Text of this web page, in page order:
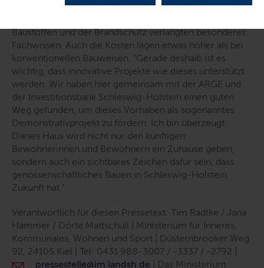
Die Konstruktionen seien allerdings anspruchsvoller in
Baustoffen und der Brandschutz verlangten besonderes
Fachwissen. Auch die Kosten lägen etwas höher als bei
konventionellen Bauweisen. "Gerade deshalb ist es
wichtig, dass innovative Projekte wie dieses unterstützt
werden. Wir haben hier gemeinsam mit der ARGE und
der Investitionsbank Schleswig-Holstein einen guten
Weg gefunden, um dieses Vorhaben als sogenanntes
Demonstrativprojekt zu fördern. Ich bin überzeugt:
Dieses Haus wird nicht nur den künftigen
Bewohnerinnen und Bewohnern ein Zuhause geben,
sondern auch ein sichtbares Zeichen dafür sein, dass
genossenschaftliches Bauen in Schleswig-Holstein
Zukunft hat. "
Verantwortlich für diesen Pressetext: Tim Radtke / Jana
Hämmer / Dörte Mattschull | Ministerium für Inneres,
Kommunales, Wohnen und Sport | Düsternbrooker Weg
92, 24105 Kiel | Tel: 0431 988-3007 / -3337 / -2792 |
pressestelle@im.landsh.de | Das Ministerium